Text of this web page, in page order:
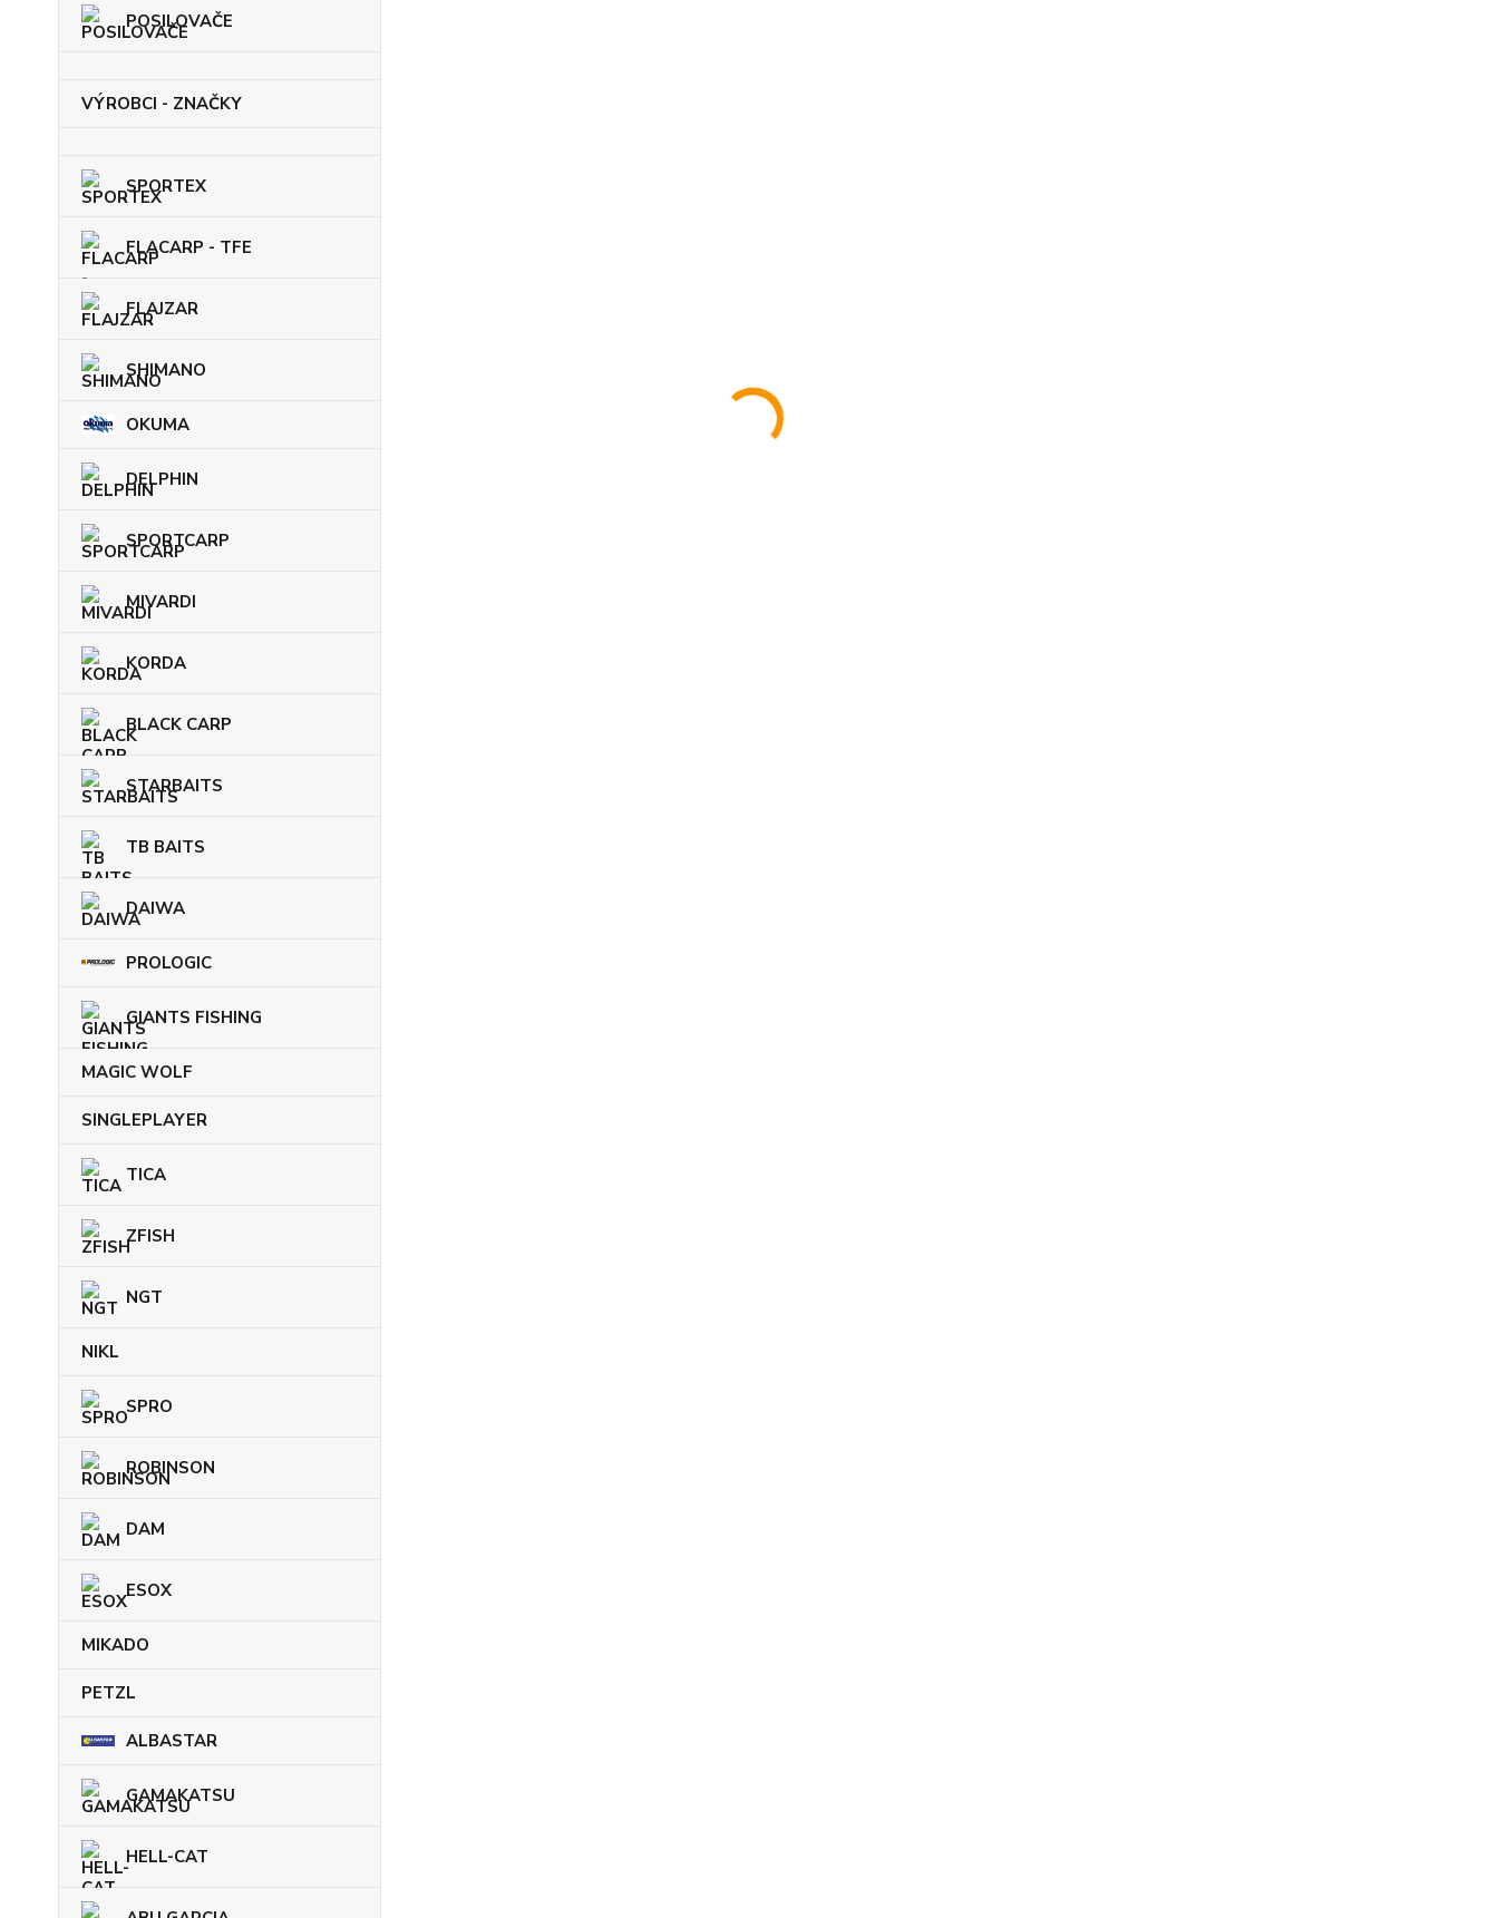
POSILOVAČE
VÝROBCI - ZNAČKY
SPORTEX
FLACARP - TFE
FLAJZAR
SHIMANO
OKUMA
DELPHIN
SPORTCARP
MIVARDI
KORDA
BLACK CARP
STARBAITS
TB BAITS
DAIWA
PROLOGIC
GIANTS FISHING
MAGIC WOLF
SINGLEPLAYER
TICA
ZFISH
NGT
NIKL
SPRO
ROBINSON
DAM
ESOX
MIKADO
PETZL
ALBASTAR
GAMAKATSU
HELL-CAT